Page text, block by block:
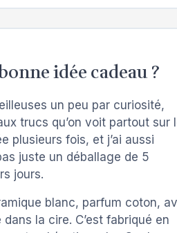
idée cadeau ?
un peu par curiosité,
trucs qu’on voit partout sur
plusieurs fois, et j’ai aussi
juste un déballage de 5
jours.
blanc, parfum coton,
la cire. C’est fabriqué en